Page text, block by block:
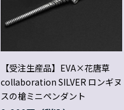
【受注生産品】EVA×花唐草
collaboration SILVER ロンギヌ
スの槍ミニペンダント